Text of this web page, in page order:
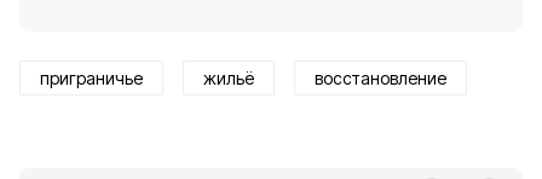
приграничье жильё восстановление